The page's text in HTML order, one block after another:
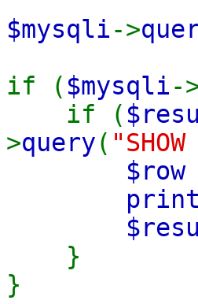
$mysqli->
if ( $mysqli-
if (
>query(
$row
}
}